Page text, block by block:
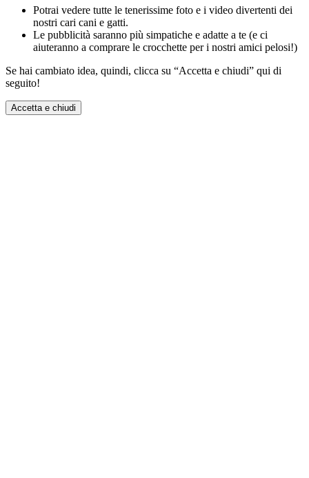
Potrai vedere tutte le tenerissime foto e i video divertenti dei
nostri cari cani e gatti.
Le pubblicità saranno più simpatiche e adatte a te (e ci
aiuteranno a comprare le crocchette per i nostri amici pelosi!)
Se hai cambiato idea, quindi, clicca su “Accetta e chiudi” qui di
seguito!
Accetta e chiudi